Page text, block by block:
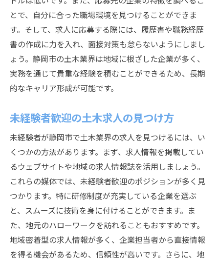
とで、自分に合った職場環境を見つけることができま
す。そして、求人に応募する際には、履歴書や職務経歴
書の作成に力を入れ、面接対策も怠らないようにしまし
ょう。静岡市の土木業界は地域に根ざした企業が多く、
実務を通じて貴重な経験を積むことができるため、長期
的なキャリア形成が可能です。
未経験者歓迎の土木求人の見つけ方
未経験者が静岡市で土木業界の求人を見つけるには、い
くつかの方法があります。まず、求人情報を掲載してい
るウェブサイトや地域の求人情報誌を活用しましょう。
これらの媒体では、未経験者歓迎のポジションが多く見
つかります。特に研修制度が充実している企業を選ぶ
と、スムーズに技術を身に付けることができます。ま
た、地元のハローワークを訪れることもおすすめです。
地域密着型の求人情報が多く、企業担当者から直接情報
を得る機会があるため、信頼性が高いです。さらに、地